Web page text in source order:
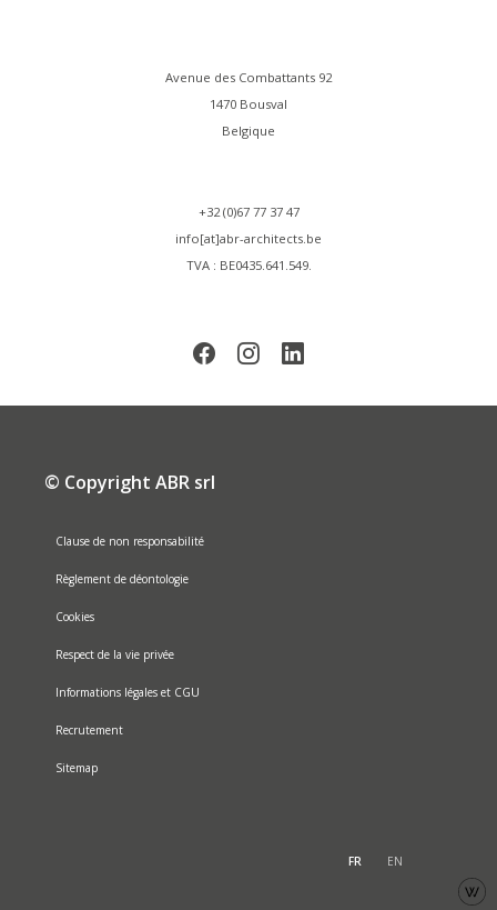
Avenue des Combattants 92
1470 Bousval
Belgique
+32 (0)67 77 37 47
info[at]abr-architects.be
TVA : BE0435.641.549.
© Copyright ABR srl
Clause de non responsabilité
Règlement de déontologie
Cookies
Respect de la vie privée
Informations légales et CGU
Recrutement
Sitemap
FR EN